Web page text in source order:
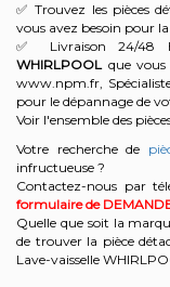
✅ Trouvez les pièces
vous avez besoin pour
✅ Livraison 24/48
WHIRLPOOLque vous
www.npm.fr,
pour le dépannage de
Voir l'ensemble des
Votre recherche de
infructueuse ?
Contactez-nous par
formulaire de
Quelle que soit la
de trouver la pièce
Lave-vaisselle